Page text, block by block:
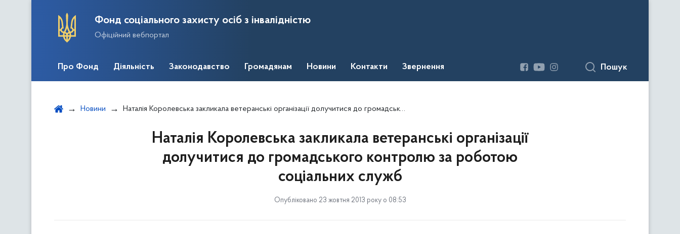
Фонд соціального захисту осіб з інвалідністю
Офіційний вебпортал
Про Фонд Діяльність Законодавство Громадянам Новини Контакти Звернення Пошук
Новини Наталія Королевська закликала ветеранські організації долучитися до громадського контролю за роботою соціальних служб
Наталія Королевська закликала ветеранські організації
долучитися до громадського контролю за роботою
соціальних служб
Опубліковано 23 жовтня 2013 року о 08:53